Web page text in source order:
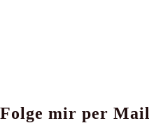
Folge mir per Mail